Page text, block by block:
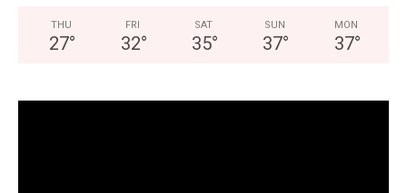
THU
27°
FRI
32°
SAT
35°
SUN
37°
MON
37°